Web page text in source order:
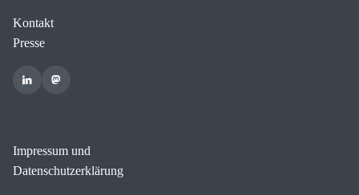
Kontakt
Presse
Impressum und
Datenschutzerklärung